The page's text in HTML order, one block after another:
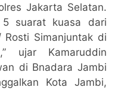
Jakarta Selatan.
5 suarat kuasa dari
Rosti Simanjuntak di
ujar Kamaruddin
di Bnadara Jambi
Kota Jambi,